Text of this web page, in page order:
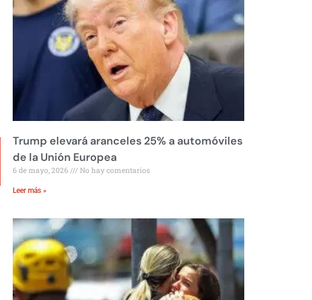
Trump elevará aranceles 25% a automóviles
de la Unión Europea
6 de mayo, 2026 No hay comentarios
Leer más »